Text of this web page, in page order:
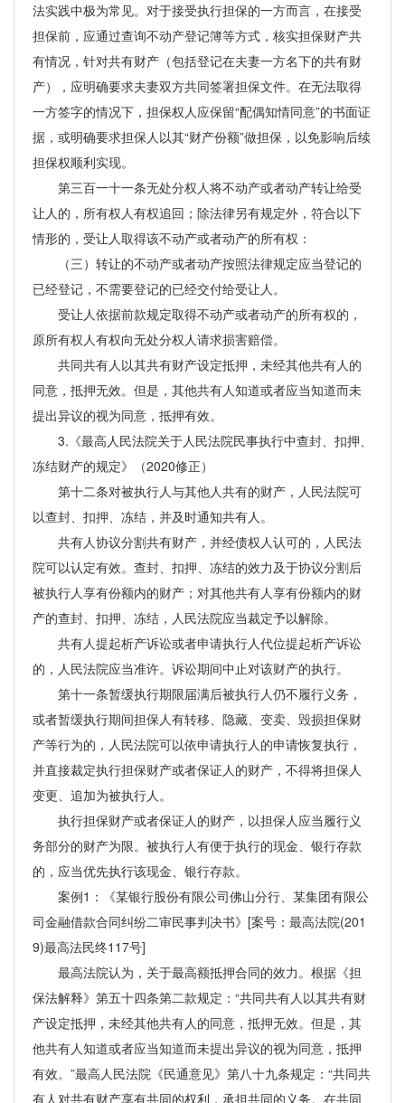
法实践中极为常见。对于接受执行担保的一方而言，在接受
担保前，应通过查询不动产登记簿等方式，核实担保财产共
有情况，针对共有财产（包括登记在夫妻一方名下的共有财
产），应明确要求夫妻双方共同签署担保文件。在无法取得
一方签字的情况下，担保权人应保留“配偶知情同意”的书面证
据，或明确要求担保人以其“财产份额”做担保，以免影响后续
担保权顺利实现。
第三百一十一条无处分权人将不动产或者动产转让给受
让人的，所有权人有权追回；除法律另有规定外，符合以下
情形的，受让人取得该不动产或者动产的所有权：
（三）转让的不动产或者动产按照法律规定应当登记的
已经登记，不需要登记的已经交付给受让人。
受让人依据前款规定取得不动产或者动产的所有权的，
原所有权人有权向无处分权人请求损害赔偿。
共同共有人以其共有财产设定抵押，未经其他共有人的
同意，抵押无效。但是，其他共有人知道或者应当知道而未
提出异议的视为同意，抵押有效。
3.《最高人民法院关于人民法院民事执行中查封、扣押、
冻结财产的规定》（2020修正）
第十二条对被执行人与其他人共有的财产，人民法院可
以查封、扣押、冻结，并及时通知共有人。
共有人协议分割共有财产，并经债权人认可的，人民法
院可以认定有效。查封、扣押、冻结的效力及于协议分割后
被执行人享有份额内的财产；对其他共有人享有份额内的财
产的查封、扣押、冻结，人民法院应当裁定予以解除。
共有人提起析产诉讼或者申请执行人代位提起析产诉讼
的，人民法院应当准许。诉讼期间中止对该财产的执行。
第十一条暂缓执行期限届满后被执行人仍不履行义务，
或者暂缓执行期间担保人有转移、隐藏、变卖、毁损担保财
产等行为的，人民法院可以依申请执行人的申请恢复执行，
并直接裁定执行担保财产或者保证人的财产，不得将担保人
变更、追加为被执行人。
执行担保财产或者保证人的财产，以担保人应当履行义
务部分的财产为限。被执行人有便于执行的现金、银行存款
的，应当优先执行该现金、银行存款。
案例1：《某银行股份有限公司佛山分行、某集团有限公
司金融借款合同纠纷二审民事判决书》[案号：最高法院(201
9)最高法民终117号]
最高法院认为，关于最高额抵押合同的效力。根据《担
保法解释》第五十四条第二款规定：“共同共有人以其共有财
产设定抵押，未经其他共有人的同意，抵押无效。但是，其
他共有人知道或者应当知道而未提出异议的视为同意，抵押
有效。”最高人民法院《民通意见》第八十九条规定：“共同共
有人对共有财产享有共同的权利，承担共同的义务。在共同